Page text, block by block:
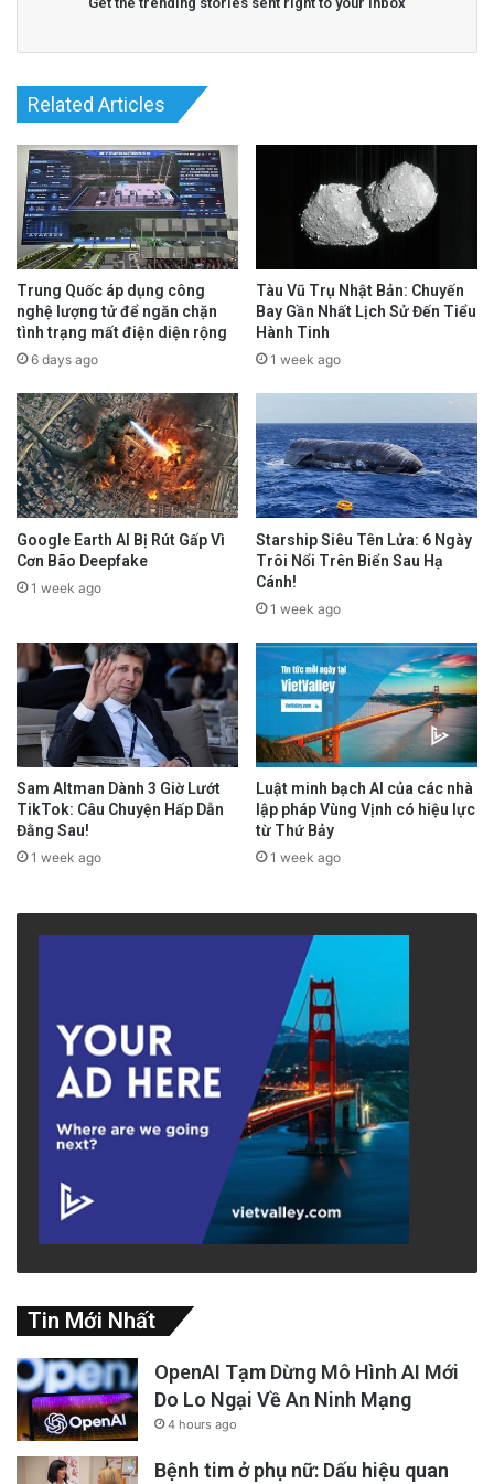
Related Articles
Trung Quốc áp dụng công
nghệ lượng tử để ngăn chặn
tình trạng mất điện diện rộng
6 days ago
Tàu Vũ Trụ Nhật Bản: Chuyến
Bay Gần Nhất Lịch Sử Đến Tiểu
Hành Tinh
1 week ago
Google Earth AI Bị Rút Gấp Vì
Cơn Bão Deepfake
1 week ago
Starship Siêu Tên Lửa: 6 Ngày
Trôi Nổi Trên Biển Sau Hạ
Cánh!
1 week ago
Sam Altman Dành 3 Giờ Lướt
TikTok: Câu Chuyện Hấp Dẫn
Đằng Sau!
1 week ago
Luật minh bạch AI của các nhà
lập pháp Vùng Vịnh có hiệu lực
từ Thứ Bảy
1 week ago
Tin Mới Nhất
OpenAI Tạm Dừng Mô Hình AI Mới
Do Lo Ngại Về An Ninh Mạng
4 hours ago
Bệnh tim ở phụ nữ: Dấu hiệu quan